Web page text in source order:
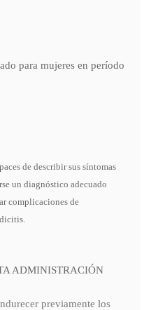
para mujeres en período
de describir sus síntomas
un diagnóstico adecuado
complicaciones de
ADMINISTRACIÓN
previamente los